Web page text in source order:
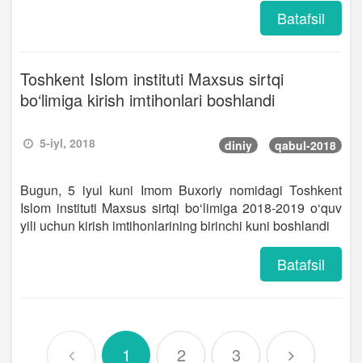
Batafsil
Toshkent Islom instituti Maxsus sirtqi
bo‘limiga kirish imtihonlari boshlandi
5-iyl, 2018 diniy qabul-2018
Bugun, 5 iyul kuni Imom Buxoriy nomidagi Toshkent
Islom instituti Maxsus sirtqi bo‘limiga 2018-2019 o‘quv
yili uchun kirish imtihonlarining birinchi kuni boshlandi
Batafsil
1 2 3